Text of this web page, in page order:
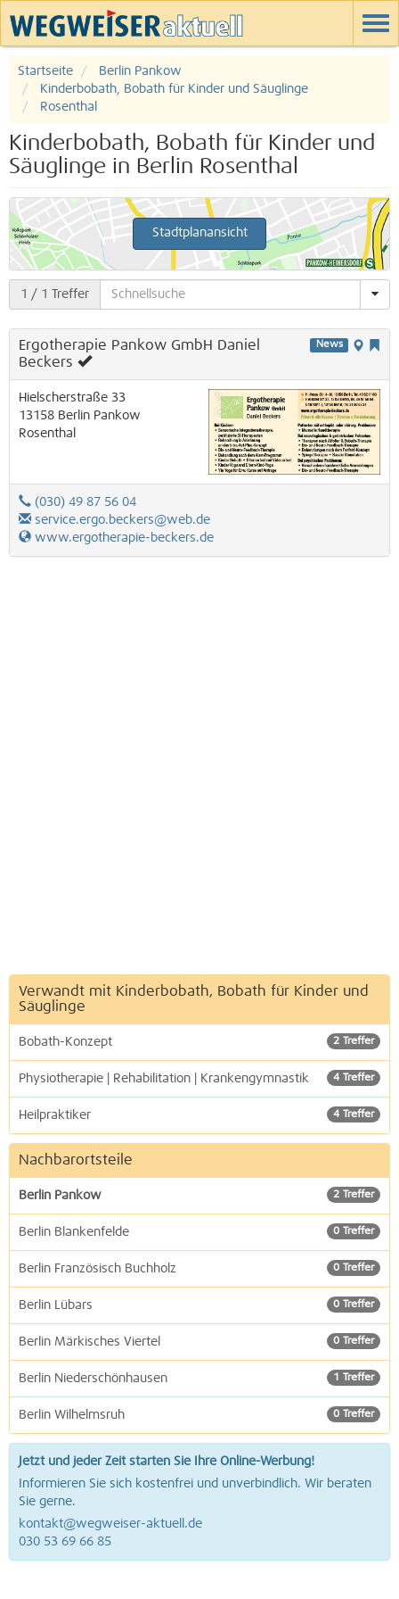
Startseite
Berlin Pankow
Kinderbobath, Bobath für Kinder und Säuglinge
Rosenthal
Kinderbobath, Bobath für Kinder und
Säuglinge in Berlin Rosenthal
Stadtplanansicht
1 / 1 Treffer
News
Ergotherapie Pankow GmbH Daniel
Beckers
Hielscherstraße 33
13158 Berlin Pankow
Rosenthal
(030) 49 87 56 04
service.ergo.beckers@web.de
www.ergotherapie-beckers.de
Verwandt mit Kinderbobath, Bobath für Kinder und
Säuglinge
2 Treffer
Bobath-Konzept
4 Treffer
Physiotherapie | Rehabilitation | Krankengymnastik
4 Treffer
Heilpraktiker
Nachbarortsteile
2 Treffer
Berlin Pankow
0 Treffer
Berlin Blankenfelde
0 Treffer
Berlin Französisch Buchholz
0 Treffer
Berlin Lübars
0 Treffer
Berlin Märkisches Viertel
1 Treffer
Berlin Niederschönhausen
0 Treffer
Berlin Wilhelmsruh
Jetzt und jeder Zeit starten Sie Ihre Online-Werbung!
Informieren Sie sich kostenfrei und unverbindlich. Wir beraten
Sie gerne.
kontakt@wegweiser-aktuell.de
030 53 69 66 85